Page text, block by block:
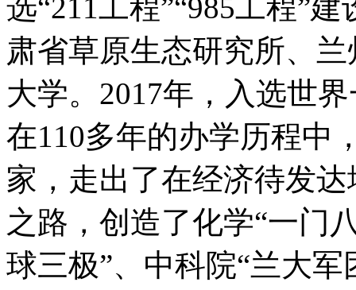
选“211工程”“985工程”
肃省草原生态研究所、
大学。2017年，入选世
在110多年的办学历程中
家，走出了在经济待发
之路，创造了化学“一门
球三极”、中科院“兰大